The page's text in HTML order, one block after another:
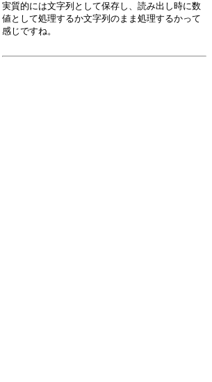
実質的には文字列として保存し、読み出し時に数
値として処理するか文字列のまま処理するかって
感じですね。